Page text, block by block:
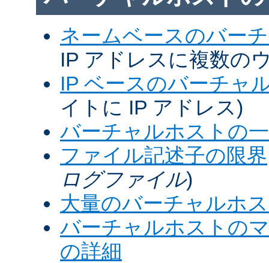
ネームベースのバー
IP アドレスに複数の
IP ベースのバーチャ
イトに IP アドレス)
バーチャルホストの
ファイル記述子の限界
ログファイル)
大量のバーチャルホ
バーチャルホストの
の詳細